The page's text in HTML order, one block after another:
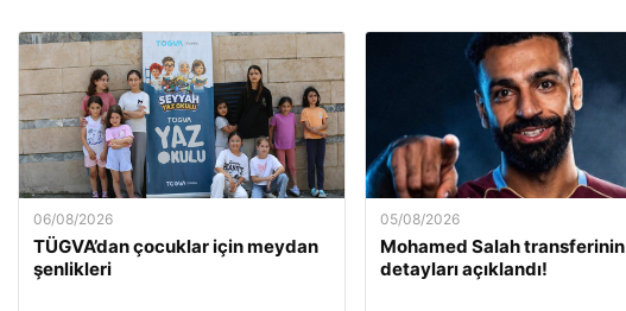
06/08/2026
TÜGVA’dan çocuklar için meydan
şenlikleri
05/08/2026
Mohamed Salah transferinin
detayları açıklandı!